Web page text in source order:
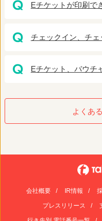
Eチケットが印刷で
チェックイン、チ
Eチケット、バウチ
よくあ
会社概要 IR情報
プレスリリース